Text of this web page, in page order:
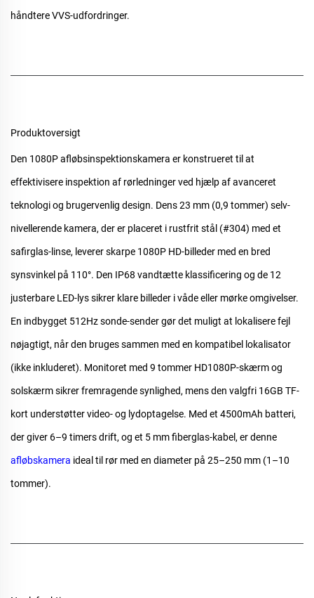
håndtere VVS-udfordringer.
Produktoversigt
Den 1080P afløbsinspektionskamera er konstrueret til at
effektivisere inspektion af rørledninger ved hjælp af avanceret
teknologi og brugervenlig design. Dens 23 mm (0,9 tommer) selv-
nivellerende kamera, der er placeret i rustfrit stål (#304) med et
safirglas-linse, leverer skarpe 1080P HD-billeder med en bred
synsvinkel på 110°. Den IP68 vandtætte klassificering og de 12
justerbare LED-lys sikrer klare billeder i våde eller mørke omgivelser.
En indbygget 512Hz sonde-sender gør det muligt at lokalisere fejl
nøjagtigt, når den bruges sammen med en kompatibel lokalisator
(ikke inkluderet). Monitoret med 9 tommer HD1080P-skærm og
solskærm sikrer fremragende synlighed, mens den valgfri 16GB TF-
kort understøtter video- og lydoptagelse. Med et 4500mAh batteri,
der giver 6–9 timers drift, og et 5 mm fiberglas-kabel, er denne
afløbskamera ideal til rør med en diameter på 25–250 mm (1–10
tommer).